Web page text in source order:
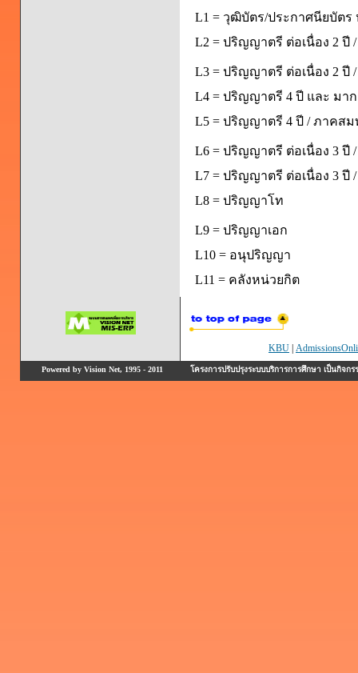
L1 = วุฒิบัตร/ประกาศนียบัตร
L2 = ปริญญาตรี ต่อเนื่อง 2 ปี
L3 = ปริญญาตรี ต่อเนื่อง 2 ปี
L4 = ปริญญาตรี 4 ปี และ มา
L5 = ปริญญาตรี 4 ปี / ภาคส
L6 = ปริญญาตรี ต่อเนื่อง 3 ปี
L7 = ปริญญาตรี ต่อเนื่อง 3 ปี
L8 = ปริญญาโท
L9 = ปริญญาเอก
L10 = อนุปริญญา
L11 = คลังหน่วยกิต
KBU
Powered by Vision Net, 1995 - 2011 โครงการปรับปรุงระบบบริการการศึกษา เป็นกิ